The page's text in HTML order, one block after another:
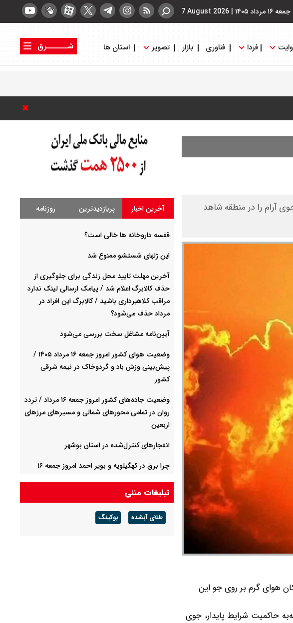
جمعه ۱۶ مرداد ۱۴۰۵ |
7 August 2026
فردا فناوری بازار تصویر استان ها
شــــــرق
آرام را در منطقه شاهد
دمایی طی ۷۲ ساعت آینده کماکان هوای گرم بر روی جو این
حاکمیت شرایط پایدار، جوی
آخرین اخبار پربازدیدترین روزنامه
قفسه داروخانه ها خالی است؟
این ژلهای شستشو ممنوع شد
آخرین مهلت تایید محل زندگی برای جلوگیری از
حذف کالابرگ اعلام شد / پیامک ارسالی لینک ندارد
مراقب کلاهبرداری باشید / کالابرگ این افراد در
مرداد حذف می‌شود؟
آیین‌نامه مشاغل سخت بررسی می‌شود
وضعیت هوای کشور امروز جمعه ۱۶ مرداد ۱۴۰۵ /
پیش‌بینی وزش باد و گردوخاک در نیمه شرقی
کشور
وضعیت جاده‌های کشور امروز جمعه ۱۶ مرداد / تردد
روان در تمامی محورهای شمالی و مسیرهای مرزهای
اربعین
انفجارهای کنترل‌شده در استان بوشهر
چرا برق در کهگیلویه و بویر احمد امروز جمعه ۱۶
ماجرای صدای انفجار بوشهر چیست ؟
سخنگوی آبفای تهران: وضعیت آب پایتخت پایدار
تبلیغات متنی
طلای آبشده بوکینگ